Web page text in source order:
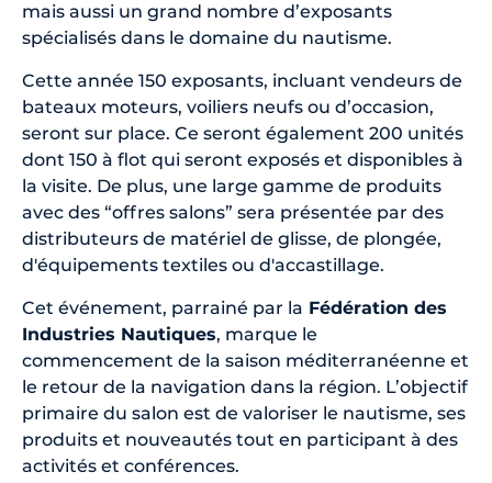
mais aussi un grand nombre d’exposants
spécialisés dans le domaine du nautisme.
Cette année 150 exposants, incluant vendeurs de
bateaux moteurs, voiliers neufs ou d’occasion,
seront sur place. Ce seront également 200 unités
dont 150 à flot qui seront exposés et disponibles à
la visite. De plus, une large gamme de produits
avec des “offres salons” sera présentée par des
distributeurs de matériel de glisse, de plongée,
d'équipements textiles ou d'accastillage.
Cet événement, parrainé par la Fédération des
Industries Nautiques, marque le
commencement de la saison méditerranéenne et
le retour de la navigation dans la région. L’objectif
primaire du salon est de valoriser le nautisme, ses
produits et nouveautés tout en participant à des
activités et conférences.